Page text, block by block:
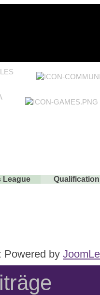
League
Powered by